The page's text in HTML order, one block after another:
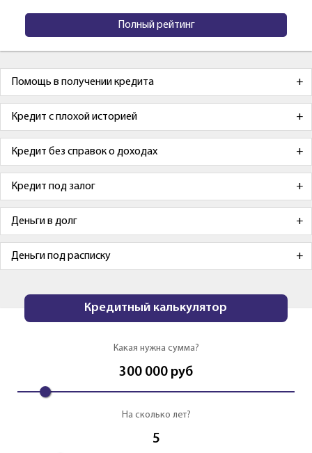
Полный рейтинг
Помощь в получении кредита
Кредит с плохой историей
Кредит без справок о доходах
Кредит под залог
Деньги в долг
Деньги под расписку
Кредитный калькулятор
Какая нужна сумма?
300 000 руб
На сколько лет?
5